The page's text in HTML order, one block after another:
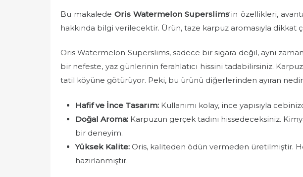
Bu makaledeOris Watermelon Superslims‘in özellikleri,
hakkında bilgi verilecektir. Ürün, taze karpuz aromasıyla dikkat
Oris Watermelon Superslims, sadece bir sigara değil, aynı
bir nefeste, yaz günlerinin ferahlatıcı hissini tadabilirsiniz.
tatil köyüne götürüyor. Peki, bu ürünü diğerlerinden ayıran
Hafif ve İnce Tasarım: Kullanımı kolay, ince yapısıyla
Doğal Aroma: Karpuzun gerçek tadını hissedeceksiniz.
bir deneyim.
Yüksek Kalite: Oris, kaliteden ödün vermeden üretilmiştir.
hazırlanmıştır.